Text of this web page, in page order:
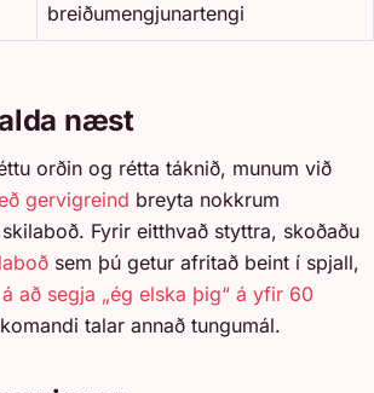
breiðumengjunartengi
næst
orðin og rétta táknið, munum við
gervigreind breyta nokkrum
Fyrir eitthvað styttra, skoðaðu
sem þú getur afritað beint í spjall,
að segja „ég elska þig“ á yfir 60
talar annað tungumál.